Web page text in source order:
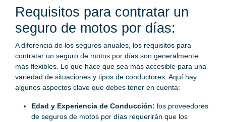
Requisitos para contratar un
seguro de motos por días:
A diferencia de los seguros anuales, los requisitos para
contratar un seguro de motos por días son generalmente
más flexibles. Lo que hace que sea más accesible para una
variedad de situaciones y tipos de conductores. Aquí hay
algunos aspectos clave que debes tener en cuenta:
Edad y Experiencia de Conducción: los proveedores
de seguros de motos por días requerirán que los